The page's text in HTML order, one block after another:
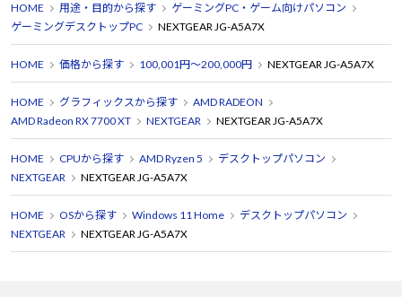
HOME 用途・目的から探す
ゲーミングPC・ゲーム向けパソコン
ゲーミングデスクトップPC
NEXTGEAR JG-A5A7X
HOME 価格から探す 100,001円～200,000円 NEXTGEAR JG-A5A7X
HOME グラフィックスから探す
AMD RADEON
AMD Radeon RX 7700 XT
NEXTGEAR NEXTGEAR JG-A5A7X
HOME CPUから探す AMD Ryzen 5
デスクトップパソコン
NEXTGEAR
NEXTGEAR JG-A5A7X
HOME OSから探す Windows 11 Home
デスクトップパソコン
NEXTGEAR
NEXTGEAR JG-A5A7X